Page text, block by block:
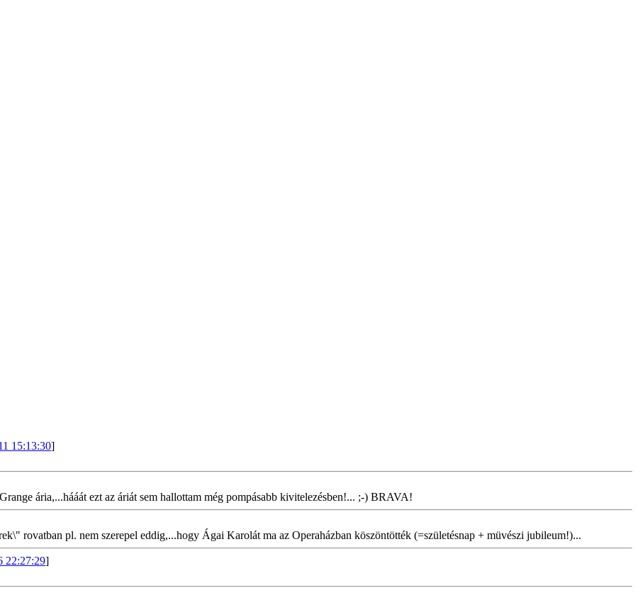
15:13:30]
ária,...hááát ezt az áriát sem hallottam még pompásabb kivitelezésben!... ;-) BRAVA!
rovatban pl. nem szerepel eddig,...hogy Ágai Karolát ma az Operaházban köszöntötték (=születésnap + müvészi jubileum!)...
22:27:29]